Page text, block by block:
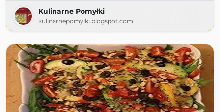
Kulinarne Pomyłki
kulinarnepomylki.blogspot.com